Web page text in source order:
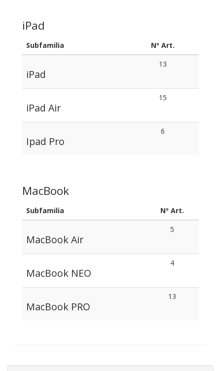
iPad
Subfamilia Nº Art.
iPad
13
iPad Air
15
Ipad Pro
6
MacBook
Subfamilia Nº Art.
MacBook Air
5
MacBook NEO
4
MacBook PRO
13